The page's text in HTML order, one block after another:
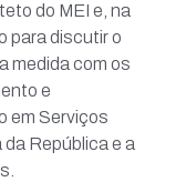
do MEI e, na
para discutir o
medida com os
e
em Serviços
República e a